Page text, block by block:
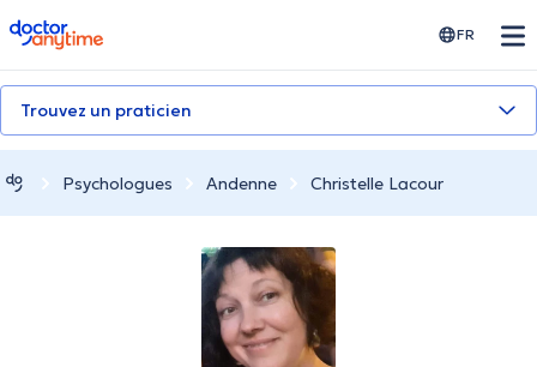
doctoranytime FR
Trouvez un praticien
Psychologues Andenne Christelle Lacour